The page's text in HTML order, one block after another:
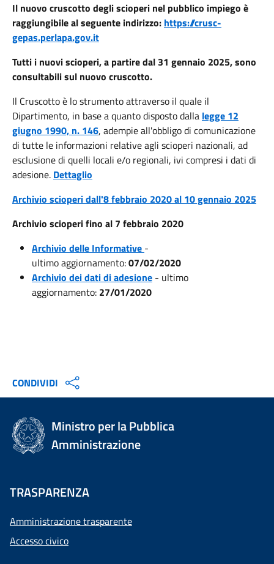
Il nuovo cruscotto degli scioperi nel pubblico impiego è
raggiungibile al seguente indirizzo: https://crusc-
gepas.perlapa.gov.it
Tutti i nuovi scioperi, a partire dal 31 gennaio 2025, sono
consultabili sul nuovo cruscotto.
Il Cruscotto è lo strumento attraverso il quale il
Dipartimento, in base a quanto disposto dalla legge 12
giugno 1990, n. 146, adempie all'obbligo di comunicazione
di tutte le informazioni relative agli scioperi nazionali, ad
esclusione di quelli locali e/o regionali, ivi compresi i dati di
adesione. Dettaglio
Archivio scioperi dall'8 febbraio 2020 al 10 gennaio 2025
Archivio scioperi fino al 7 febbraio 2020
Archivio delle Informative -
ultimo aggiornamento:07/02/2020
Archivio dei dati di adesione - ultimo
aggiornamento: 27/01/2020
CONDIVIDI
Ministro per la Pubblica
Amministrazione
TRASPARENZA
Amministrazione trasparente
Accesso civico